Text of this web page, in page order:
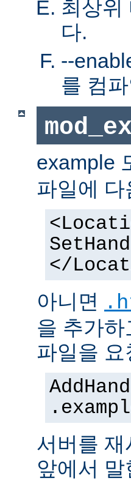
최상위
다.
--
를 컴
example
파일에
</
아니면
을 추가
파일을 요
서버를
앞에서